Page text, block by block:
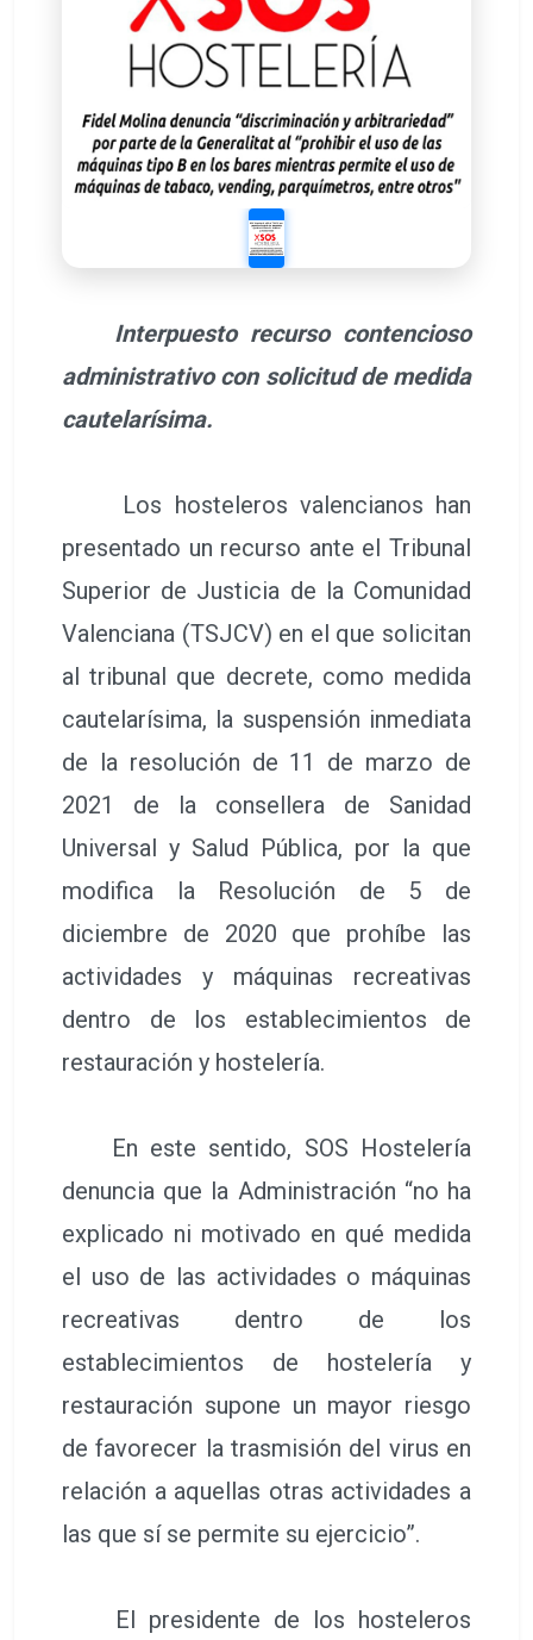
Interpuesto recurso contencioso
administrativo con solicitud de medida
cautelarísima.
Los hosteleros valencianos han
presentado un recurso ante el Tribunal
Superior de Justicia de la Comunidad
Valenciana (TSJCV) en el que solicitan
al tribunal que decrete, como medida
cautelarísima, la suspensión inmediata
de la resolución de 11 de marzo de
2021 de la consellera de Sanidad
Universal y Salud Pública, por la que
modifica la Resolución de 5 de
diciembre de 2020 que prohíbe las
actividades y máquinas recreativas
dentro de los establecimientos de
restauración y hostelería.
En este sentido, SOS Hostelería
denuncia que la Administración “no ha
explicado ni motivado en qué medida
el uso de las actividades o máquinas
recreativas dentro de los
establecimientos de hostelería y
restauración supone un mayor riesgo
de favorecer la trasmisión del virus en
relación a aquellas otras actividades a
las que sí se permite su ejercicio”.
El presidente de los hosteleros